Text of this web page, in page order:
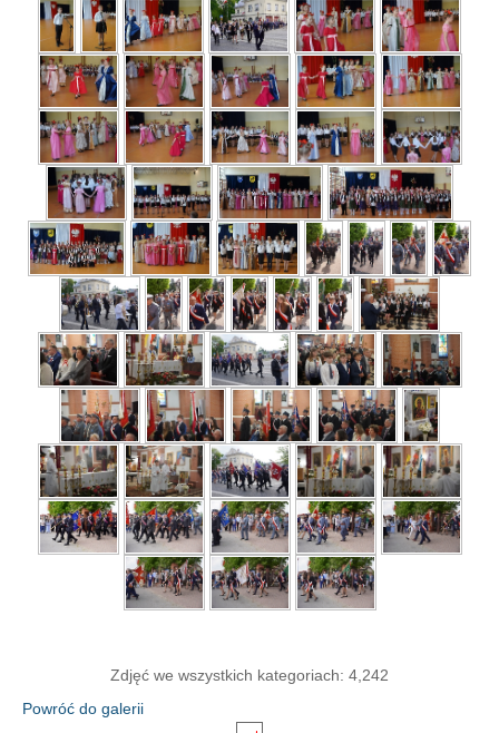
Zdjęć we wszystkich kategoriach: 4,242
Powróć do galerii